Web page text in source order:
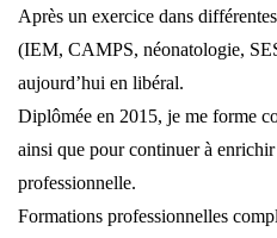
Après un exercice dans
(IEM, CAMPS, néonatologie,
aujourd’hui en libéral.
Diplômée en 2015, je me forme
ainsi que pour continuer à
professionnelle.
Formations professionnelles